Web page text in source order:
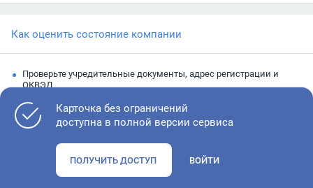
Как оценить состояние компании
Проверьте учредительные документы, адрес регистрации и
ОКВЭД
Запросите выписку из ЕГРЮЛ
Изучите финансовые показатели
Проверьте судебную активность и наличие долгов по
исполнительным производствам
Карточка без ограничений
доступна в полной версии сервиса
ПОЛУЧИТЬ ДОСТУП ВОЙТИ